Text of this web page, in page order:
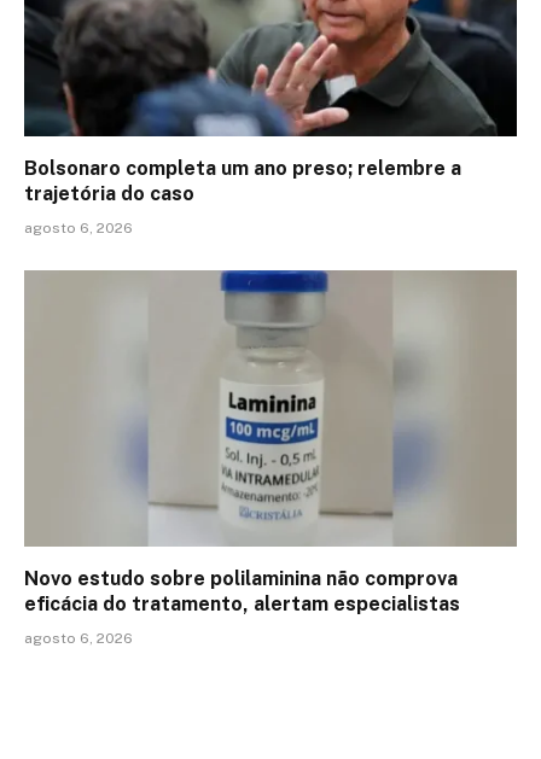
Bolsonaro completa um ano preso; relembre a
trajetória do caso
agosto 6, 2026
Novo estudo sobre polilaminina não comprova
eficácia do tratamento, alertam especialistas
agosto 6, 2026